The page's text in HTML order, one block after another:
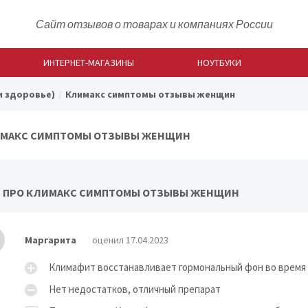
Сайт отзывов о товарах и компаниях России
ИНТЕРНЕТ-МАГАЗИНЫ НОУТБУКИ
здоровье) Климакс симптомы отзывы женщин
СИМПТОМЫ ОТЗЫВЫ ЖЕНЩИН
ПРО КЛИМАКС СИМПТОМЫ ОТЗЫВЫ ЖЕНЩИН
Маргарита оценил 17.04.2023
Климафит восстанавливает гормональный фон во
Нет недостатков, отличный препарат